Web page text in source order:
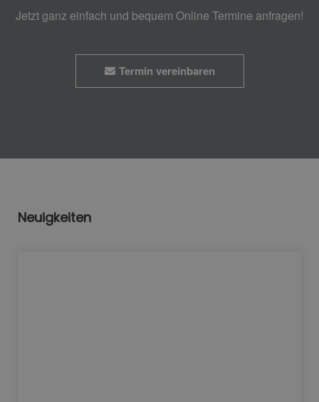
Jetzt ganz einfach und bequem Online Termine anfragen!
Termin vereinbaren
Neuigkeiten